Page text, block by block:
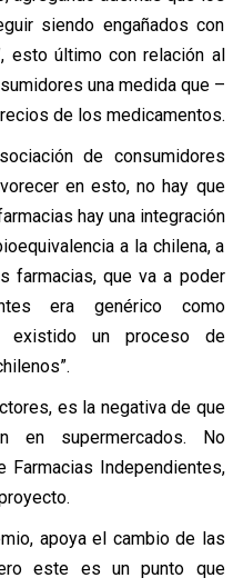
siendo engañados con
esto último con relación al
una medida que –
de los medicamentos.
de consumidores
en esto, no hay que
hay una integración
a la chilena, a
farmacias, que va a poder
era genérico como
existido un proceso de
es la negativa de que
en supermercados. No
Independientes,
apoya el cambio de las
este es un punto que